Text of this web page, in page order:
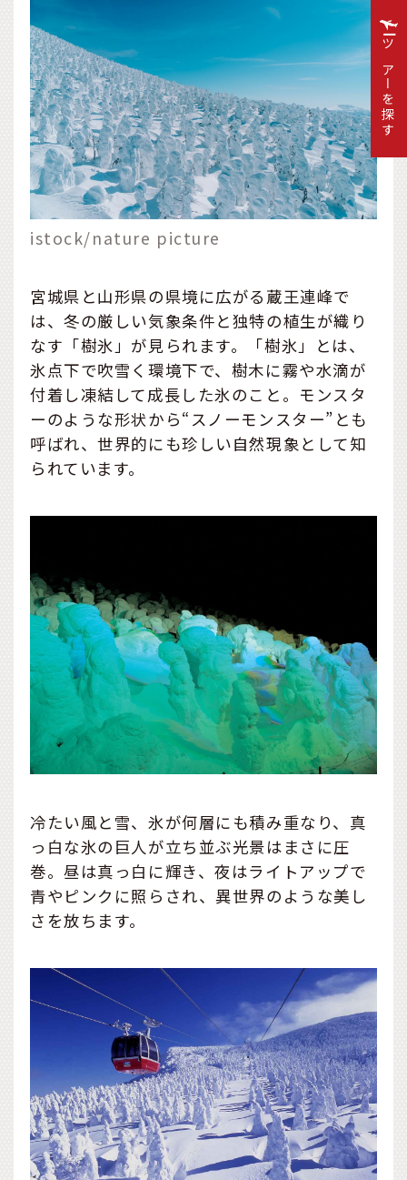
istock/nature picture
宮城県と山形県の県境に広がる蔵王連峰で
は、冬の厳しい気象条件と独特の植生が織り
なす「樹氷」が見られます。「樹氷」とは、
氷点下で吹雪く環境下で、樹木に霧や水滴が
付着し凍結して成長した氷のこと。モンスタ
ーのような形状から“スノーモンスター”とも
呼ばれ、世界的にも珍しい自然現象として知
られています。
冷たい風と雪、氷が何層にも積み重なり、真
っ白な氷の巨人が立ち並ぶ光景はまさに圧
巻。昼は真っ白に輝き、夜はライトアップで
青やピンクに照らされ、異世界のような美し
さを放ちます。
ツアーを探す